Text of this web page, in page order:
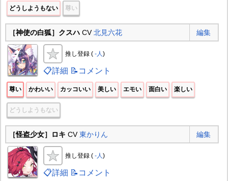
どうしようもない 尊い
［神使の白狐］クスハCV北見六花 編集
推し登録 ( -人)
📋詳細 📝コメント
尊い かわいい カッコいい 美しい エモい 面白い 楽しい
どうしようもない
［怪盗少女］ロキ CV東かりん 編集
推し登録 ( -人)
📋詳細 📝コメント